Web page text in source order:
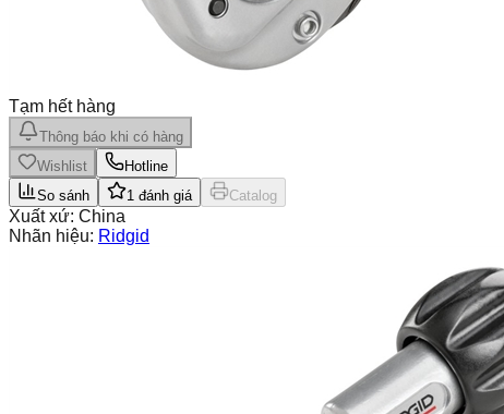
Tạm hết hàng
Thông báo khi có hàng
Wishlist
Hotline
So sánh
1 đánh giá Catalog
Xuất xứ: China
Nhãn hiệu: Ridgid